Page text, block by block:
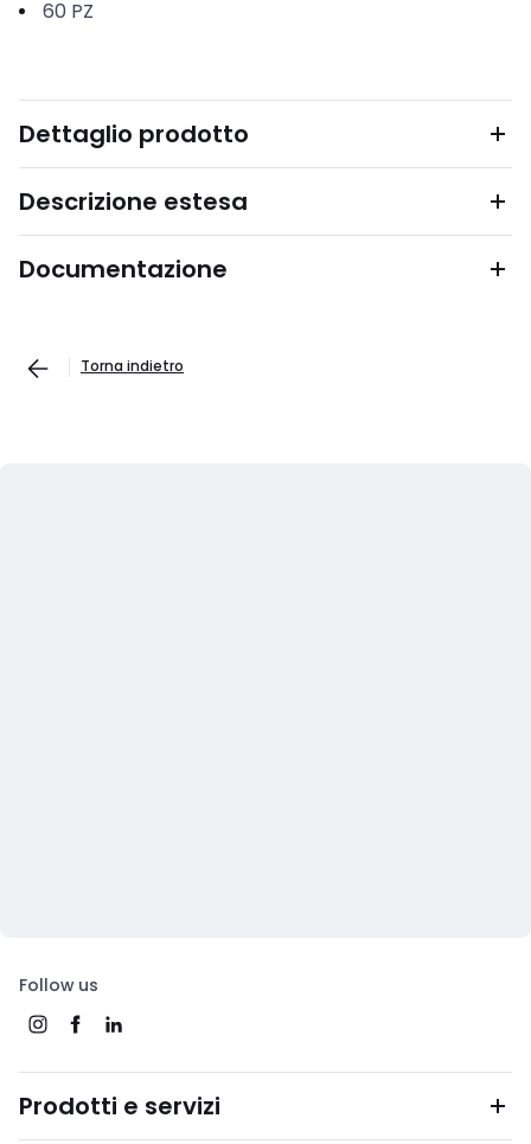
60 PZ
Dettaglio prodotto
Descrizione estesa
Documentazione
Torna indietro
Follow us
Prodotti e servizi